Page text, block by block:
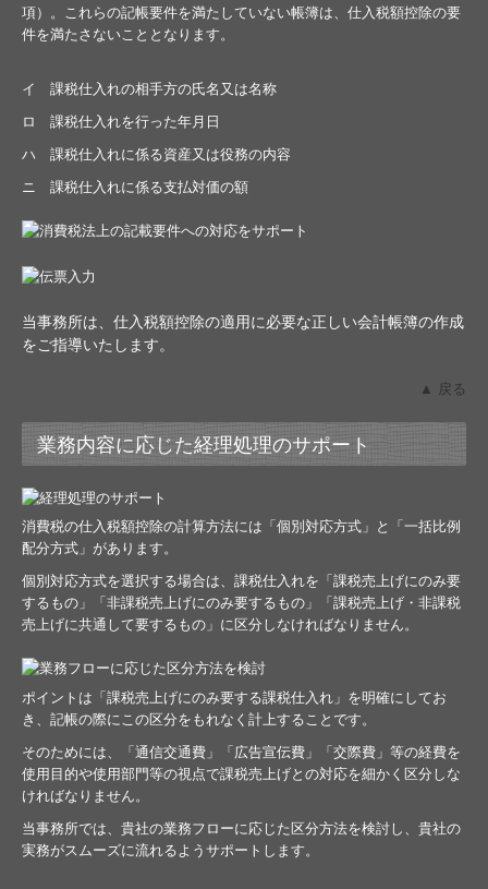
項）。これらの記帳要件を満たしていない帳簿は、仕入税額控除の要
件を満たさないこととなります。
イ 課税仕入れの相手方の氏名又は名称
ロ 課税仕入れを行った年月日
ハ 課税仕入れに係る資産又は役務の内容
ニ 課税仕入れに係る支払対価の額
当事務所は、仕入税額控除の適用に必要な正しい会計帳簿の作成
をご指導いたします。
▲ 戻る
業務内容に応じた経理処理のサポート
消費税の仕入税額控除の計算方法には「個別対応方式」と「一括比例
配分方式」があります。
個別対応方式を選択する場合は、課税仕入れを「課税売上げにのみ要
するもの」「非課税売上げにのみ要するもの」「課税売上げ・非課税
売上げに共通して要するもの」に区分しなければなりません。
ポイントは「課税売上げにのみ要する課税仕入れ」を明確にしてお
き、記帳の際にこの区分をもれなく計上することです。
そのためには、「通信交通費」「広告宣伝費」「交際費」等の経費を
使用目的や使用部門等の視点で課税売上げとの対応を細かく区分しな
ければなりません。
当事務所では、貴社の業務フローに応じた区分方法を検討し、貴社の
実務がスムーズに流れるようサポートします。